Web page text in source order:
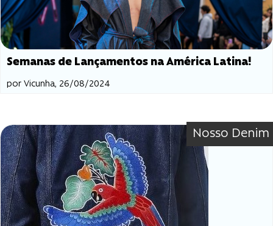
Semanas de Lançamentos na América Latina!
por Vicunha, 26/08/2024
Nosso Denim